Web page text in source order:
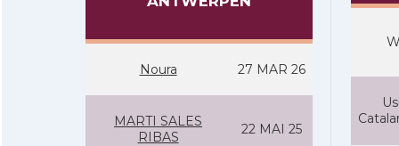
Noura 27 MAR 26
MARTI SALES
RIBAS
22 MAI 25